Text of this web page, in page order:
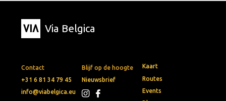
Via Belgica
Contact
+31 6 81 34 79 45
info@viabelgica.eu
Blijf op de hoogte
Nieuwsbrief
Kaart
Routes
Events